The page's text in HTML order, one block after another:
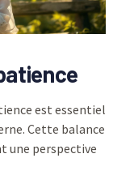
est essentiel
Cette balance
une perspective